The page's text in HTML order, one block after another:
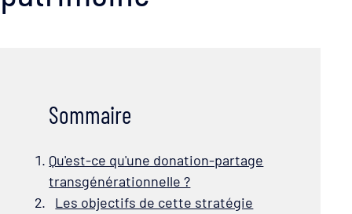
Sommaire
Qu'est-ce qu'une donation-partage
transgénérationnelle ?
Les objectifs de cette stratégie